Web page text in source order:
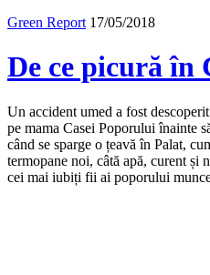
Green Report 17/05/2018
De ce picură în
Un accident umed a fost
pe mama Casei Poporului înainte
când se sparge o țeavă în Palat,
termopane noi, câtă apă, curent și
cei mai iubiți fii ai poporului